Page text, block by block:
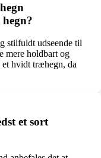
stilfuldt udseende til
mere holdbart og
hvidt træhegn, da
et sort